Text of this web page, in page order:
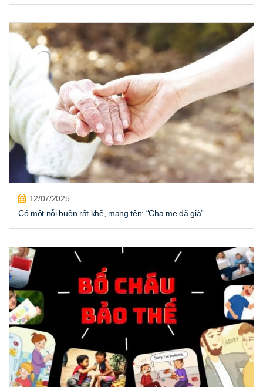
12/07/2025
Có một nỗi buồn rất khẽ, mang tên: “Cha mẹ đã già”